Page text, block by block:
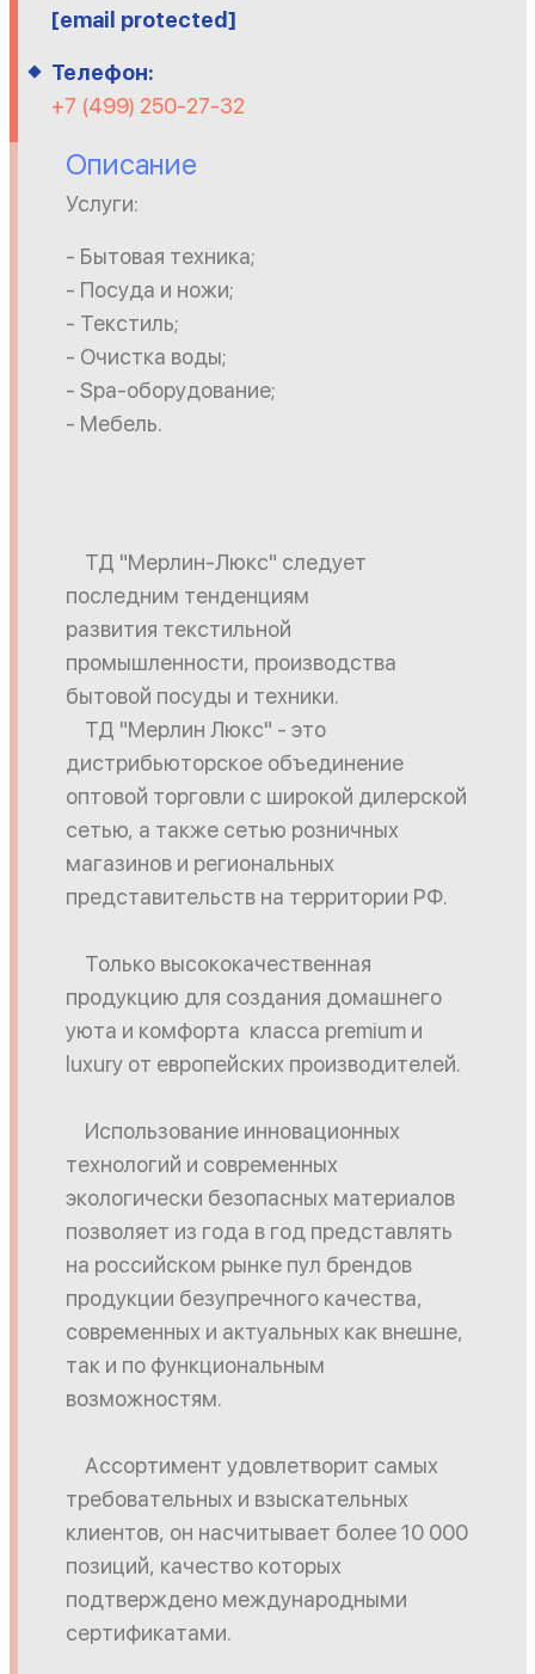
[email protected]
Телефон:
+7 (499) 250-27-32
Описание
Услуги:
- Бытовая техника;
- Посуда и ножи;
- Текстиль;
- Очистка воды;
- Spa-оборудование;
- Мебель.
ТД "Мерлин-Люкс" следует
последним тенденциям
развития текстильной
промышленности, производства
бытовой посуды и техники.
ТД "Мерлин Люкс" - это
дистрибьюторское объединение
оптовой торговли с широкой дилерской
сетью, а также сетью розничных
магазинов и региональных
представительств на территории РФ.
Только высококачественная
продукцию для создания домашнего
уюта и комфорта класса premium и
luxury от европейских производителей.
Использование инновационных
технологий и современных
экологически безопасных материалов
позволяет из года в год представлять
на российском рынке пул брендов
продукции безупречного качества,
современных и актуальных как внешне,
так и по функциональным
возможностям.
Ассортимент удовлетворит самых
требовательных и взыскательных
клиентов, он насчитывает более 10 000
позиций, качество которых
подтверждено международными
сертификатами.